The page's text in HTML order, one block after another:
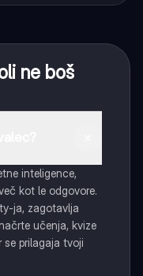
ne boš
inteligence,
kot le odgovore.
ja, zagotavlja
učenja, kvize
se prilagaja tvoji